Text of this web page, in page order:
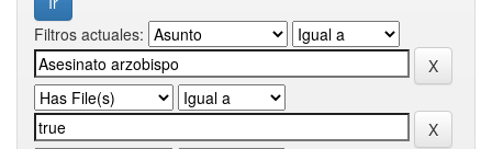
Filtros actuales: